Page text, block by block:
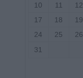
10
11 12
17
18 19
24
25 26
31